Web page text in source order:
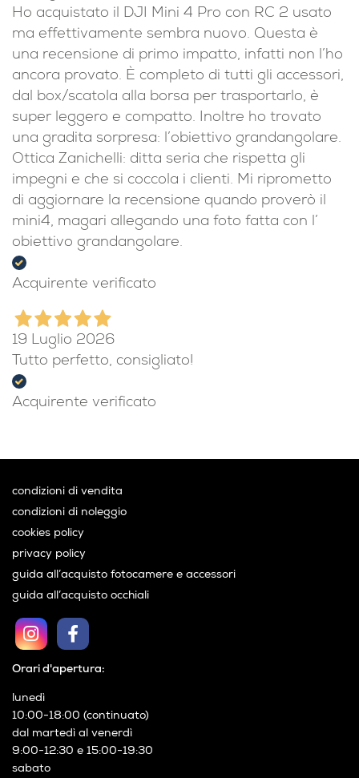
Ho acquistato il DJI Mini 4 Pro con RC 2 usato
ma effettivamente sembra nuovo. Questa è
una recensione di primo impatto, infatti non l’ho
ancora provato. È completo di tutti gli accessori,
dal box/scatola alla borsa per trasportarlo, è
super leggero e compatto. Inoltre ho trovato
una gradita sorpresa: l’obiettivo grandangolare.
Ottica Zanichelli: ditta seria che rispetta gli
impegni e che si coccola i clienti. Mi riprometto
di aggiornare la recensione quando proverò il
mini4, magari allegando una foto fatta con l’
obiettivo grandangolare.
Acquirente verificato
19 Luglio 2026
Tutto perfetto, consigliato!
Acquirente verificato
Orari d'apertura:
lunedì
10:00-18:00 (continuato)
dal martedì al venerdì
9:00-12:30 e 15:00-19:30
sabato
condizioni di vendita
condizioni di noleggio
cookies policy
privacy policy
guida all’acquisto fotocamere e accessori
guida all’acquisto occhiali